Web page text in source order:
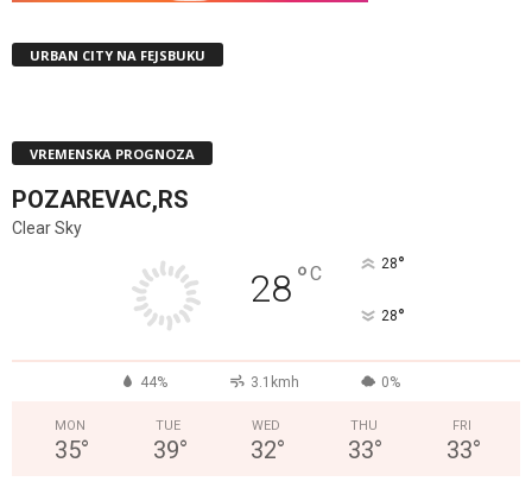
URBAN CITY NA FEJSBUKU
VREMENSKA PROGNOZA
POZAREVAC,RS
Clear Sky
28°C 28°
28°
44% 3.1kmh 0%
MON
35°
TUE
39°
WED
32°
THU
33°
FRI
33°